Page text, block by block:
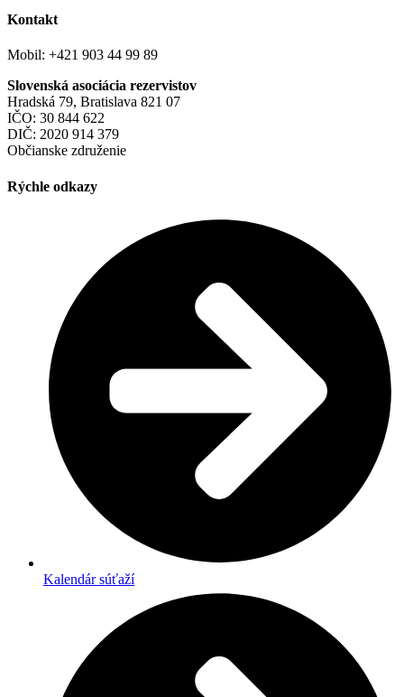
Kontakt
Mobil: +421 903 44 99 89
Slovenská asociácia rezervistov
Hradská 79, Bratislava 821 07
IČO: 30 844 622
DIČ: 2020 914 379
Občianske združenie
Rýchle odkazy
Kalendár súťaží